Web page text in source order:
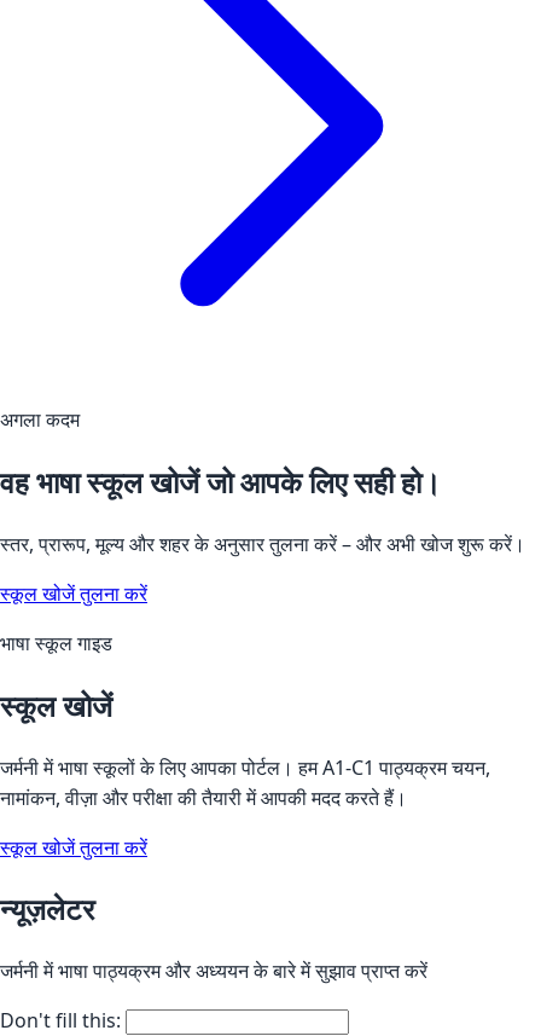
अगला कदम
वह भाषा स्कूल खोजें जो आपके लिए सही हो।
स्तर, प्रारूप, मूल्य और शहर के अनुसार तुलना करें – और अभी खोज शुरू करें।
स्कूल खोजेंतुलना करें
भाषा स्कूल गाइड
स्कूल खोजें
जर्मनी में भाषा स्कूलों के लिए आपका पोर्टल। हम A1-C1 पाठ्यक्रम चयन,
नामांकन, वीज़ा और परीक्षा की तैयारी में आपकी मदद करते हैं।
स्कूल खोजेंतुलना करें
न्यूज़लेटर
जर्मनी में भाषा पाठ्यक्रम और अध्ययन के बारे में सुझाव प्राप्त करें
Don't fill this: